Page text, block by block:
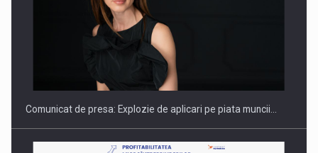
PUTTING ROMANIAN CORPORATE COMPANIES ON THE
INTERNATIONAL BUSINESS SCENE
Comunicat de presa: Explozie de aplicari pe piata muncii…